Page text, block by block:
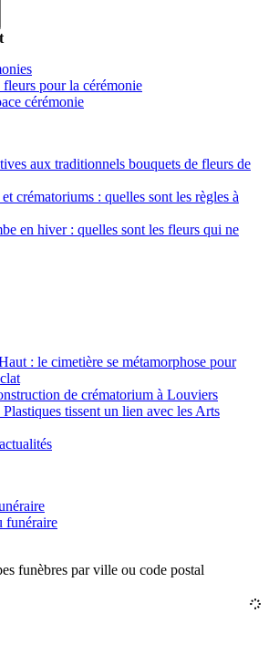
pour la cérémonie
cérémonie
aux traditionnels bouquets de fleurs de
crématoriums : quelles sont les règles à
en hiver : quelles sont les fleurs qui ne
: le cimetière se métamorphose pour
de crématorium à Louviers
tissent un lien avec les Arts
funéraire
funèbres par ville ou code postal